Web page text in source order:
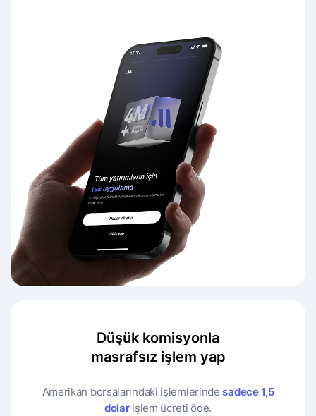
Düşük komisyonla
masrafsız işlem yap
Amerikan borsalarındaki işlemlerinde sadece 1,5
dolarişlem ücreti öde.